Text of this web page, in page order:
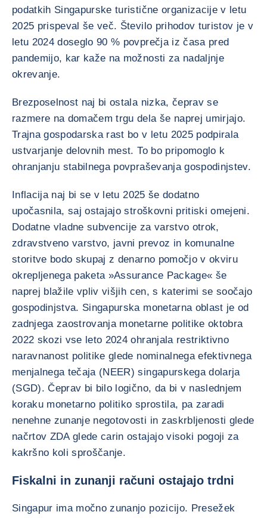
podatkih Singapurske turistične organizacije v letu
2025 prispeval še več. Število prihodov turistov je v
letu 2024 doseglo 90 % povprečja iz časa pred
pandemijo, kar kaže na možnosti za nadaljnje
okrevanje.
Brezposelnost naj bi ostala nizka, čeprav se
razmere na domačem trgu dela še naprej umirjajo.
Trajna gospodarska rast bo v letu 2025 podpirala
ustvarjanje delovnih mest. To bo pripomoglo k
ohranjanju stabilnega povpraševanja gospodinjstev.
Inflacija naj bi se v letu 2025 še dodatno
upočasnila, saj ostajajo stroškovni pritiski omejeni.
Dodatne vladne subvencije za varstvo otrok,
zdravstveno varstvo, javni prevoz in komunalne
storitve bodo skupaj z denarno pomočjo v okviru
okrepljenega paketa »Assurance Package« še
naprej blažile vpliv višjih cen, s katerimi se soočajo
gospodinjstva. Singapurska monetarna oblast je od
zadnjega zaostrovanja monetarne politike oktobra
2022 skozi vse leto 2024 ohranjala restriktivno
naravnanost politike glede nominalnega efektivnega
menjalnega tečaja (NEER) singapurskega dolarja
(SGD). Čeprav bi bilo logično, da bi v naslednjem
koraku monetarno politiko sprostila, pa zaradi
nenehne zunanje negotovosti in zaskrbljenosti glede
načrtov ZDA glede carin ostajajo visoki pogoji za
kakršno koli sproščanje.
Fiskalni in zunanji računi ostajajo trdni
Singapur ima močno zunanjo pozicijo. Presežek